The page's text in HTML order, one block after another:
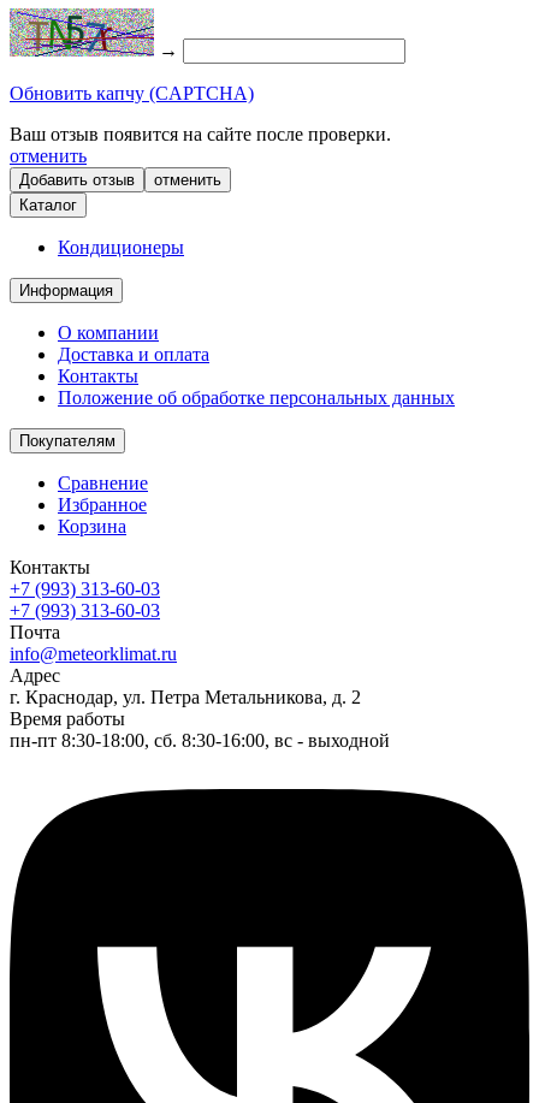
→
Обновить капчу (CAPTCHA)
Ваш отзыв появится на сайте после проверки.
отменить
отменить
Каталог
Кондиционеры
Информация
О компании
Доставка и оплата
Контакты
Положение об обработке персональных данных
Покупателям
Сравнение
Избранное
Корзина
Контакты
+7 (993) 313-60-03
+7 (993) 313-60-03
Почта
info@meteorklimat.ru
Адрес
г. Краснодар, ул. Петра Метальникова, д. 2
Время работы
пн-пт 8:30-18:00, сб. 8:30-16:00, вс - выходной